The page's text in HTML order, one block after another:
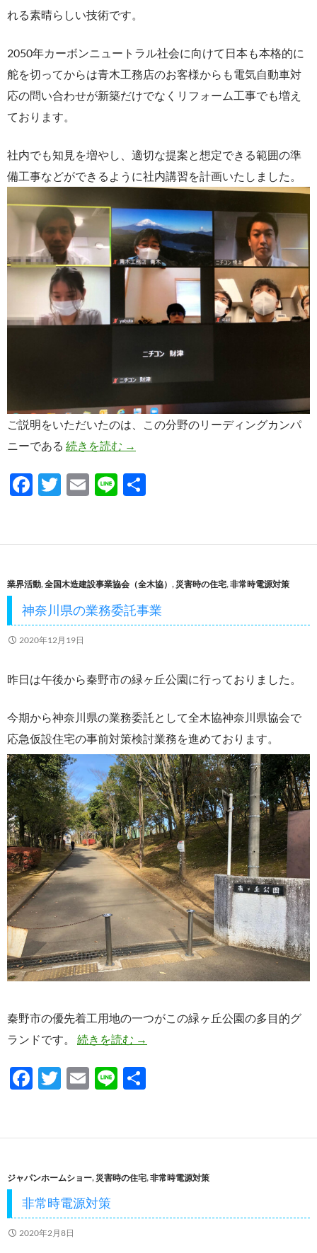
れる素晴らしい技術です。
2050年カーボンニュートラル社会に向けて日本も本格的に
舵を切ってからは青木工務店のお客様からも電気自動車対
応の問い合わせが新築だけでなくリフォーム工事でも増え
ております。
社内でも知見を増やし、適切な提案と想定できる範囲の準
備工事などができるように社内講習を計画いたしました。
ご説明をいただいたのは、この分野のリーディングカンパ
ニーである 続きを読む 自動車の変化に対して
→
F
b
o
o
k
T
er
E
Li
業界活動,全国木造建設事業協会（全木協） , 災害時の住宅,非常時電源対策
神奈川県の業務委託事業
2020年12月19日
昨日は午後から秦野市の緑ヶ丘公園に行っておりました。
今期から神奈川県の業務委託として全木協神奈川県協会で
応急仮設住宅の事前対策検討業務を進めております。
秦野市の優先着工用地の一つがこの緑ヶ丘公園の多目的グ
ランドです。 続きを読む 神奈川県の業務委託事業
→
F
b
o
o
k
T
er
E
Li
ジャパンホームショー, 災害時の住宅,非常時電源対策
非常時電源対策
2020年2月8日